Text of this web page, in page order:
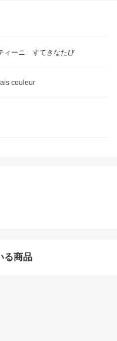
ィーニ すてきなたび
couleur
る商品